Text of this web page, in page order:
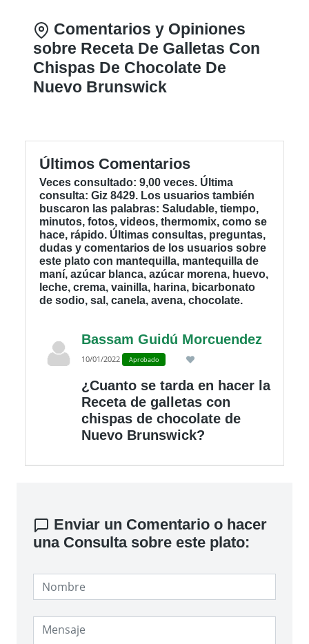
Comentarios y Opiniones
sobre Receta De Galletas Con
Chispas De Chocolate De
Nuevo Brunswick
Últimos Comentarios
Veces consultado: 9,00 veces. Última
consulta: Giz 8429. Los usuarios también
buscaron las palabras: Saludable, tiempo,
minutos, fotos, videos, thermomix, como se
hace, rápido. Últimas consultas, preguntas,
dudas y comentarios de los usuarios sobre
este plato con mantequilla, mantequilla de
maní, azúcar blanca, azúcar morena, huevo,
leche, crema, vainilla, harina, bicarbonato
de sodio, sal, canela, avena, chocolate.
Bassam Guidú Morcuendez
10/01/2022 Aprobado
¿Cuanto se tarda en hacer la
Receta de galletas con
chispas de chocolate de
Nuevo Brunswick?
Enviar un Comentario o hacer
una Consulta sobre este plato: